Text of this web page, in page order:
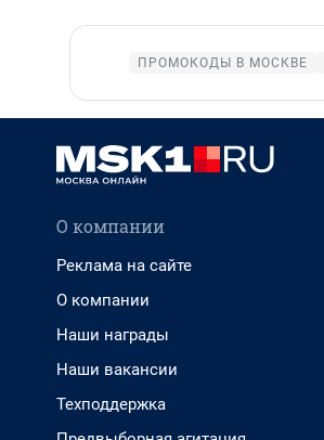
ПРОМОКОДЫ В МОСКВЕ
О компании
Реклама на сайте
О компании
Наши награды
Наши вакансии
Техподдержка